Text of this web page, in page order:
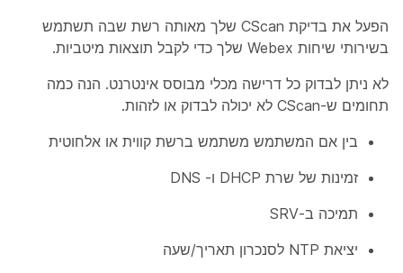
הפעל את בדיקת CScan שלך מאותה רשת שבה תשתמש
בשירותי שיחות Webex שלך כדי לקבל תוצאות מיטביות.
לא ניתן לבדוק כל דרישה מכלי מבוסס אינטרנט. הנה כמה
תחומים ש-CScan לא יכולה לבדוק או לזהות.
בין אם המשתמש משתמש ברשת קווית או אלחוטית
זמינות של שרת DHCP ו- DNS
תמיכה ב-SRV
יציאת NTP לסנכרון תאריך/שעה